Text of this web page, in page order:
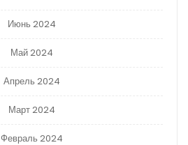
Июнь 2024
Май 2024
Апрель 2024
Март 2024
Февраль 2024